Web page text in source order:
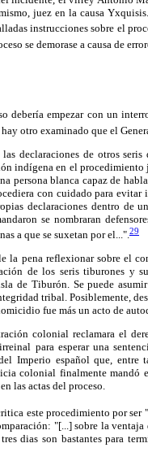
juez en la causa
instrucciones sobre el
se demorase a causa de
debería empezar con un
otro examinado que el
declaraciones de otros
indígena en el
persona blanca capaz de
con cuidado para
declaraciones dentro de
se nombraran
a que se suxetan por el...".29
la pena reflexionar sobre el
de los seris tiburones y
de Tiburón. Se puede
tribal. Posiblemente,
fue más un acto de
colonial reclamara el
para esperar una
Imperio español que,
colonial finalmente mandó
las actas del proceso.
este procedimiento por
"[...] sobre la
dias son bastantes para